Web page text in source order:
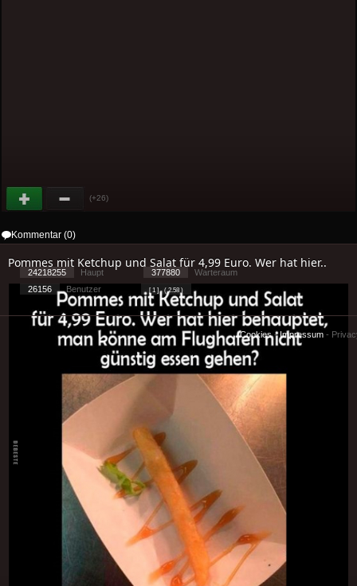
(+26)
Kommentar (0)
Pommes mit Ketchup und Salat für 4,99 Euro. Wer hat hier..
24218255 Haupt 377880
Warteraum
26156
Benutzer [ 1 ] - ( 2.58 )
Cookies-Impressum -